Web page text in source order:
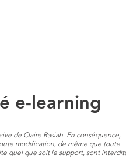
e-learning
de Claire Rasiah. En conséquence,
modification, de même que toute
quel que soit le support, sont